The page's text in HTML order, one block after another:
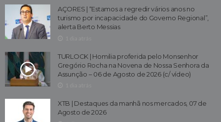
AÇORES | “Estamos a regredir vários anos no
turismo por incapacidade do Governo Regional”,
alerta Berto Messias
TURLOCK | Homilia proferida pelo Monsenhor
Gregório Rocha na Novena de Nossa Senhora da
Assunção – 06 de Agosto de 2026 (c/ vídeo)
XTB | Destaques da manhã nos mercados, 07 de
Agosto de 2026